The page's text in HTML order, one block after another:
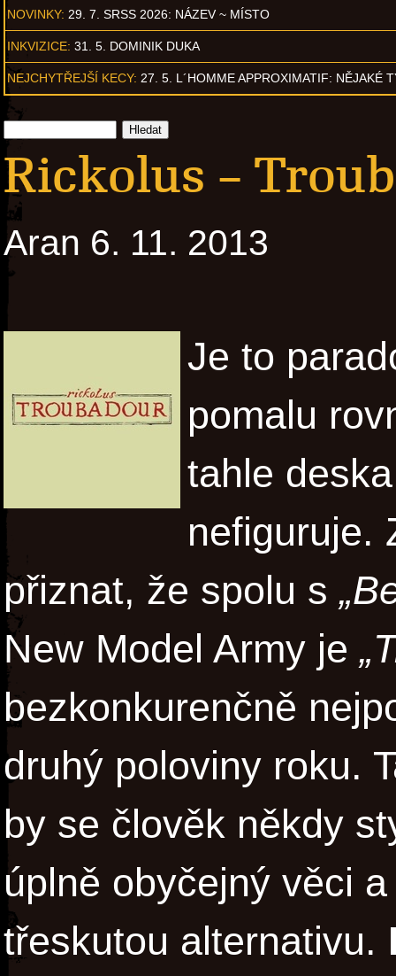
NOVINKY: 29. 7. SRSS 2026: NÁZEV ~ MÍSTO
INKVIZICE: 31. 5. DOMINIK DUKA
NEJCHYTŘEJŠÍ KECY: 27. 5. L´HOMME APPROXIMATIF: NĚJAKÉ
Rickolus –
Aran 6. 11. 2013
Je to
pomalu
tahle
nefiguruje.
přiznat, že spolu s
New Model Army je
bezkonkurenčně
druhý poloviny roku.
by se člověk někdy
úplně obyčejný věci
třeskutou alternativu.